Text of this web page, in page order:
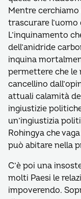
Mentre
trascurare
L’inquinamento
dell’anidride
inquina
permettere che le
cancellino
attuali calamità
ingiustizie
un’ingiustizia
Rohingya che
può abitare nella
C’è poi una
molti Paesi le
impoverendo.